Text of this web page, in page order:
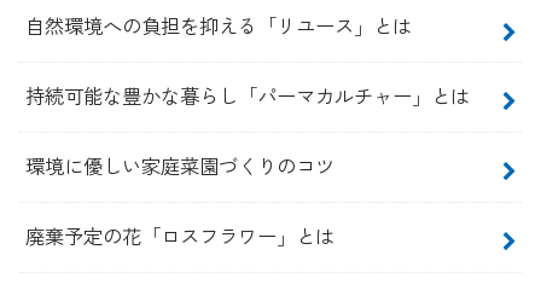
自然環境への負担を抑える「リユース」とは
持続可能な豊かな暮らし「パーマカルチャー」とは
環境に優しい家庭菜園づくりのコツ
廃棄予定の花「ロスフラワー」とは